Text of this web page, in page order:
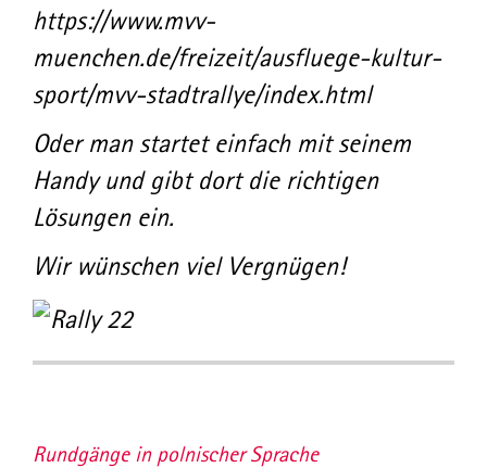
https://www.mvv-
muenchen.de/freizeit/ausfluege-kultur-
sport/mvv-stadtrallye/index.html
Oder man startet einfach mit seinem
Handy und gibt dort die richtigen
Lösungen ein.
Wir wünschen viel Vergnügen!
Rundgänge in polnischer Sprache